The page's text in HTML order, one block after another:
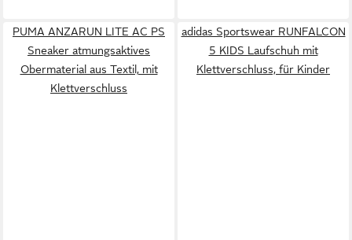
PUMA ANZARUN LITE AC PS
Sneaker atmungsaktives
Obermaterial aus Textil, mit
Klettverschluss
adidas Sportswear RUNFALCON
5 KIDS Laufschuh mit
Klettverschluss, für Kinder